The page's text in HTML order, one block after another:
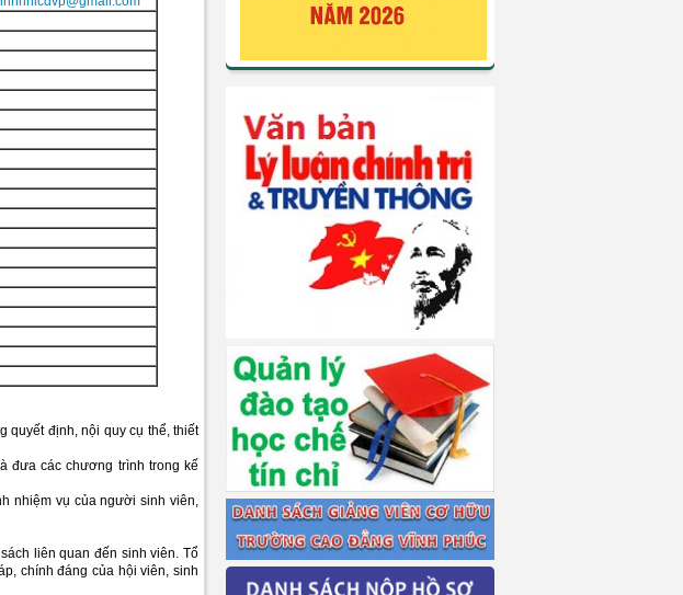
quyết định, nội quy cụ thể, thiết
đưa các chương trình trong kế
nhiệm vụ của người sinh viên,
liên quan đến sinh viên. Tổ
chính đáng của hội viên, sinh